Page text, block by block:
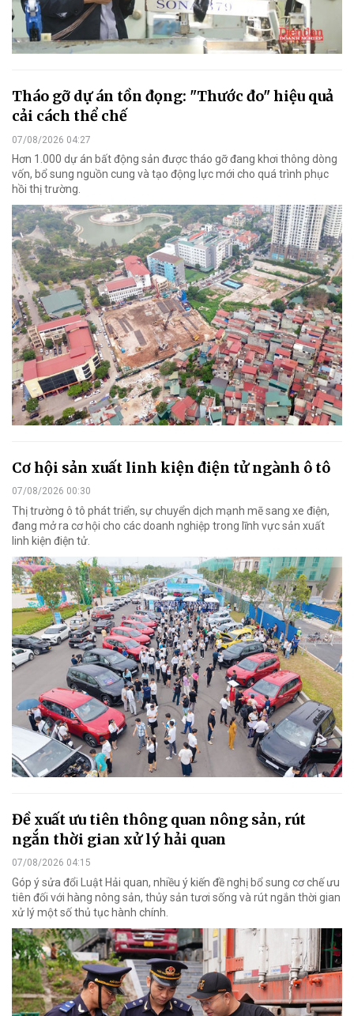
Tháo gỡ dự án tồn đọng: "Thước đo" hiệu quả
cải cách thể chế
07/08/2026 04:27
Hơn 1.000 dự án bất động sản được tháo gỡ đang khơi thông dòng
vốn, bổ sung nguồn cung và tạo động lực mới cho quá trình phục
hồi thị trường.
Cơ hội sản xuất linh kiện điện tử ngành ô tô
07/08/2026 00:30
Thị trường ô tô phát triển, sự chuyển dịch mạnh mẽ sang xe điện,
đang mở ra cơ hội cho các doanh nghiệp trong lĩnh vực sản xuất
linh kiện điện tử.
Đề xuất ưu tiên thông quan nông sản, rút
ngắn thời gian xử lý hải quan
07/08/2026 04:15
Góp ý sửa đổi Luật Hải quan, nhiều ý kiến đề nghị bổ sung cơ chế ưu
tiên đối với hàng nông sản, thủy sản tươi sống và rút ngắn thời gian
xử lý một số thủ tục hành chính.